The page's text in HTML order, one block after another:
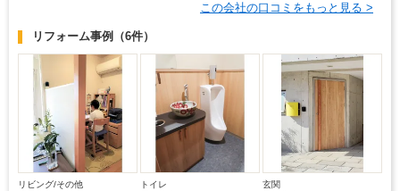
この会社の口コミをもっと見る >
リフォーム事例 （6件）
リビング/その他
トイレ
玄関